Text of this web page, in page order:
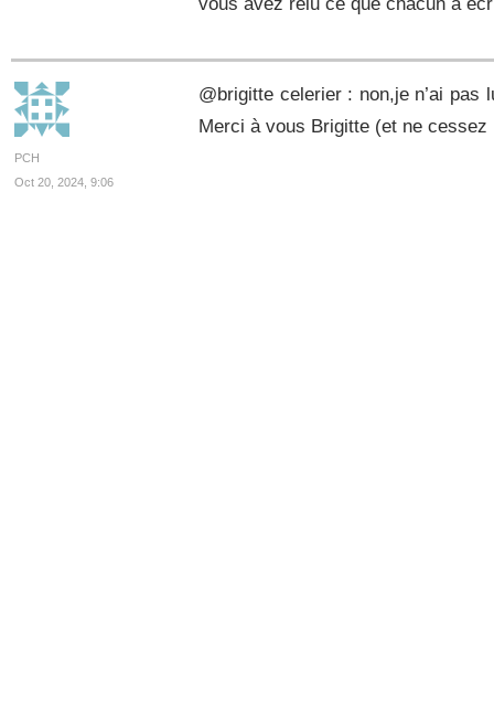
PCH
Oct 20, 2024, 9:06
@brigitte celerier : non,je n’ai
Merci à vous Brigitte (et ne cessez